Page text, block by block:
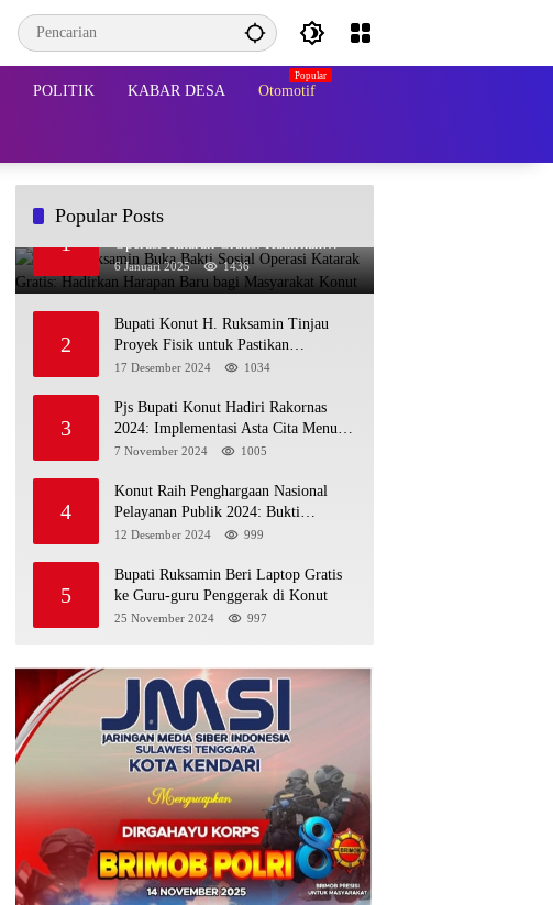
POLITIK KABAR DESA Otomotif
Popular Posts
1
Bupati Ruksamin Buka Bakti Sosial
Operasi Katarak Gratis: Hadirkan
Harapan Baru bagi Masyarakat Konut
6 Januari 2025 1436
2
Bupati Konut H. Ruksamin Tinjau
Proyek Fisik untuk Pastikan
Kesesuaian dengan Perencanaan
17 Desember 2024 1034
3
Pjs Bupati Konut Hadiri Rakornas
2024: Implementasi Asta Cita Menuju
Indonesia Emas
7 November 2024 1005
4
Konut Raih Penghargaan Nasional
Pelayanan Publik 2024: Bukti
Komitmen Menuju Pelayanan Prima
12 Desember 2024 999
5
Bupati Ruksamin Beri Laptop Gratis
ke Guru-guru Penggerak di Konut
25 November 2024 997